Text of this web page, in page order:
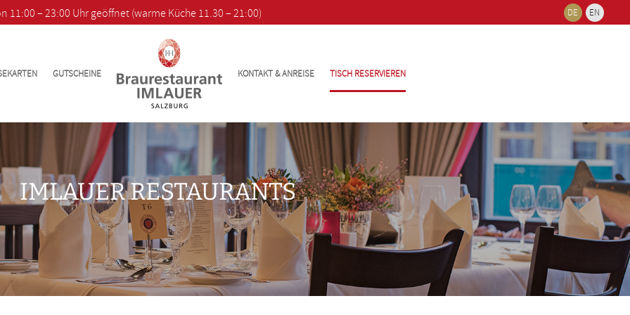
GUTSCHEINE KONTAKT & ANREISE TISCH RESERVIEREN
IMLAUER RESTAURANTS
11:00 – 23:00 Uhr geöffnet (warme Küche 11.30 – 21:00) DE EN